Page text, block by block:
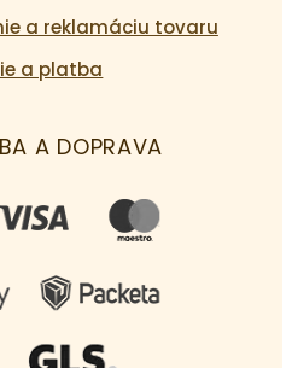
a reklamáciu tovaru
a platba
A DOPRAVA